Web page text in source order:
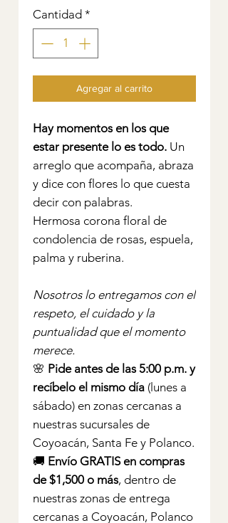
Cantidad *
Agregar al carrito
Hay momentos en los que
estar presente lo es todo. Un
arreglo que acompaña, abraza
y dice con flores lo que cuesta
decir con palabras.
Hermosa corona floral de
condolencia de rosas, espuela,
palma y ruberina.
Nosotros lo entregamos con el
respeto, el cuidado y la
puntualidad que el momento
merece.
🌸 Pide antes de las 5:00 p.m. y
recíbelo el mismo día (lunes a
sábado) en zonas cercanas a
nuestras sucursales de
Coyoacán, Santa Fe y Polanco.
🚚 Envío GRATIS en compras
de $1,500 o más, dentro de
nuestras zonas de entrega
cercanas a Coyoacán, Polanco